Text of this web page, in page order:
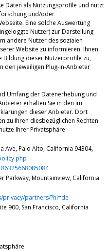
Daten als Nutzungsprofile und nutzt
und/oder
Eine solche Auswertung
Nutzer) zur Darstellung
andere Nutzer des sozialen
Website zu informieren. Ihnen
Bildung dieser Nutzerprofile zu,
den jeweiligen Plug-in-Anbieter
Umfang der Datenerhebung und
erhalten Sie in den im
dieser Anbieter. Dort
zu Ihren diesbezüglichen Rechten
Ihrer Privatsphäre:
Ave, Palo Alto, California 94304,
Parkway, Mountainview, California
partners/?hl=de
900, San Francisco, California